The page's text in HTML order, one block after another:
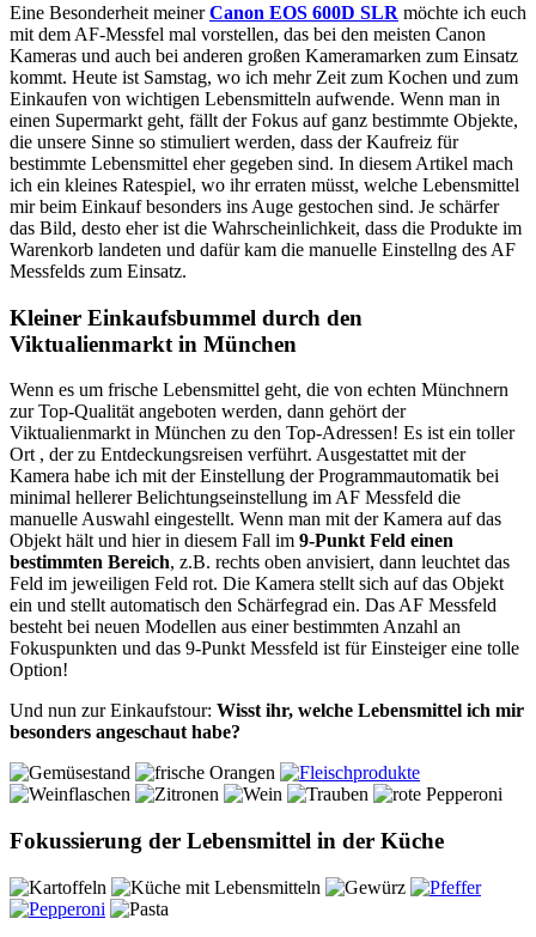
Eine Besonderheit meinerCanon EOS 600D SLR möchte ich euch
mit dem AF-Messfel mal vorstellen, das bei den meisten Canon
Kameras und auch bei anderen großen Kameramarken zum Einsatz
kommt. Heute ist Samstag, wo ich mehr Zeit zum Kochen und zum
Einkaufen von wichtigen Lebensmitteln aufwende. Wenn man in
einen Supermarkt geht, fällt der Fokus auf ganz bestimmte Objekte,
die unsere Sinne so stimuliert werden, dass der Kaufreiz für
bestimmte Lebensmittel eher gegeben sind. In diesem Artikel mach
ich ein kleines Ratespiel, wo ihr erraten müsst, welche Lebensmittel
mir beim Einkauf besonders ins Auge gestochen sind. Je schärfer
das Bild, desto eher ist die Wahrscheinlichkeit, dass die Produkte im
Warenkorb landeten und dafür kam die manuelle Einstellng des AF
Messfelds zum Einsatz.
Kleiner Einkaufsbummel durch den
Viktualienmarkt in München
Wenn es um frische Lebensmittel geht, die von echten Münchnern
zur Top-Qualität angeboten werden, dann gehört der
Viktualienmarkt in München zu den Top-Adressen! Es ist ein toller
Ort , der zu Entdeckungsreisen verführt. Ausgestattet mit der
Kamera habe ich mit der Einstellung der Programmautomatik bei
minimal hellerer Belichtungseinstellung im AF Messfeld die
manuelle Auswahl eingestellt. Wenn man mit der Kamera auf das
Objekt hält und hier in diesem Fall im 9-Punkt Feld einen
bestimmten Bereich, z.B. rechts oben anvisiert, dann leuchtet das
Feld im jeweiligen Feld rot. Die Kamera stellt sich auf das Objekt
ein und stellt automatisch den Schärfegrad ein. Das AF Messfeld
besteht bei neuen Modellen aus einer bestimmten Anzahl an
Fokuspunkten und das 9-Punkt Messfeld ist für Einsteiger eine tolle
Option!
Und nun zur Einkaufstour: Wisst ihr, welche Lebensmittel ich mir
besonders angeschaut habe?
Fokussierung der Lebensmittel in der Küche